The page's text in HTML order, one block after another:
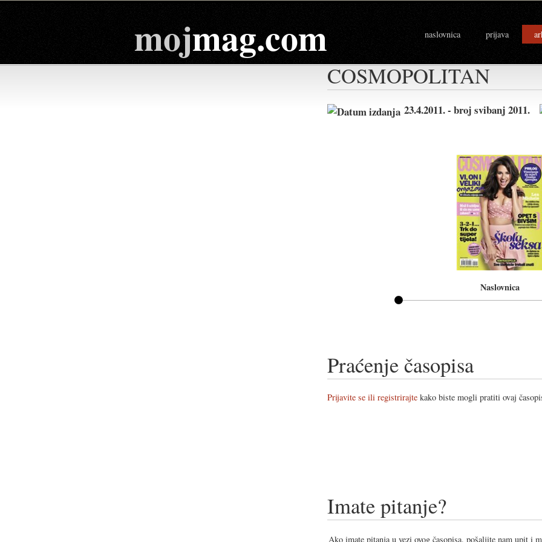
mojmag.com naslovnica prijava
COSMOPOLITAN
23.4.2011. - broj svibanj 2011.
Naslovnica
Praćenje časopisa
Prijavite se ili registrirajte kako biste mogli pratiti ovaj
Imate pitanje?
Ako imate pitanja u vezi ovog časopisa, pošaljite nam upit i